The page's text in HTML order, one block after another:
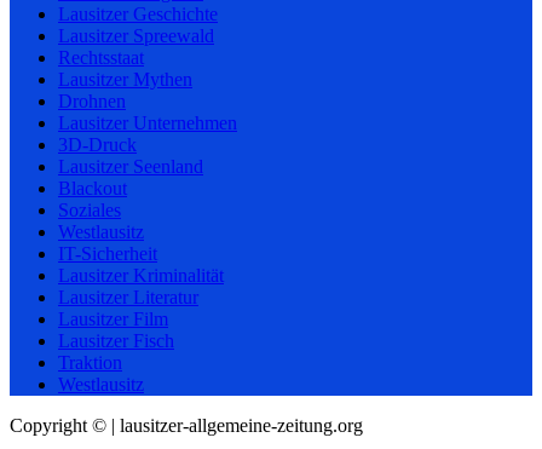
Lausitzer Geschichte
Lausitzer Spreewald
Rechtsstaat
Lausitzer Mythen
Drohnen
Lausitzer Unternehmen
3D-Druck
Lausitzer Seenland
Blackout
Soziales
Westlausitz
IT-Sicherheit
Lausitzer Kriminalität
Lausitzer Literatur
Lausitzer Film
Lausitzer Fisch
Traktion
Westlausitz
Copyright © | lausitzer-allgemeine-zeitung.org